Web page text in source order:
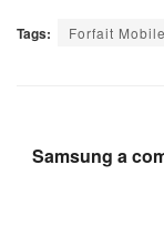
Tags: Forfait Mobile
Samsung a